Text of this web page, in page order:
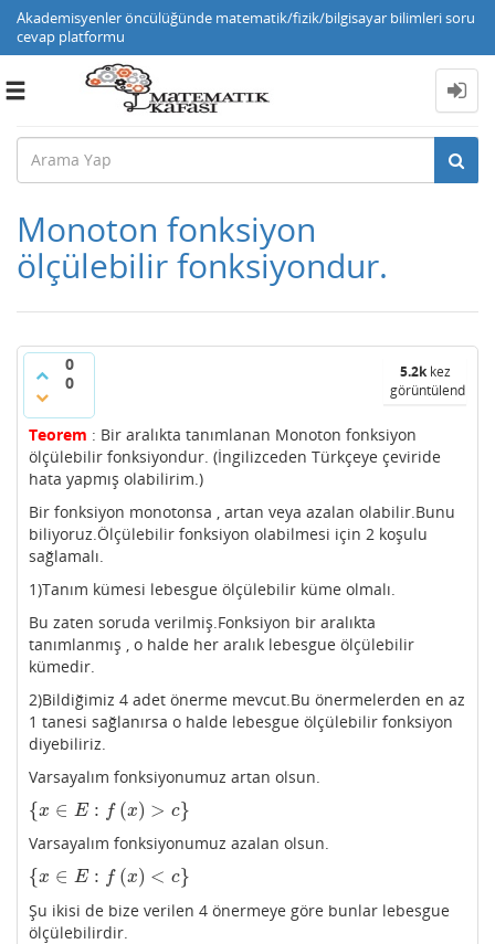
Akademisyenler öncülüğünde matematik/fizik/bilgisayar bilimleri soru
cevap platformu
Toggle
Monoton fonksiyon
ölçülebilir fonksiyondur.
0
0
5.2kkez
görüntülendi
Teorem : Bir aralıkta tanımlanan Monoton fonksiyon
ölçülebilir fonksiyondur. (İngilizceden Türkçeye çeviride
hata yapmış olabilirim.)
Bir fonksiyon monotonsa , artan veya azalan olabilir.Bunu
biliyoruz.Ölçülebilir fonksiyon olabilmesi için 2 koşulu
sağlamalı.
1)Tanım kümesi lebesgue ölçülebilir küme olmalı.
Bu zaten soruda verilmiş.Fonksiyon bir aralıkta
tanımlanmış , o halde her aralık lebesgue ölçülebilir
kümedir.
2)Bildiğimiz 4 adet önerme mevcut.Bu önermelerden en az
1 tanesi sağlanırsa o halde lebesgue ölçülebilir fonksiyon
diyebiliriz.
Varsayalım fonksiyonumuz artan olsun.
{x ∈ E : f (x) > c}
{x∈ E: (x) > }
Varsayalım fonksiyonumuz azalan olsun.
{x ∈ E : f (x) < c}
{ x∈ E: (x) < }
Şu ikisi de bize verilen 4 önermeye göre bunlar lebesgue
ölçülebilirdir.